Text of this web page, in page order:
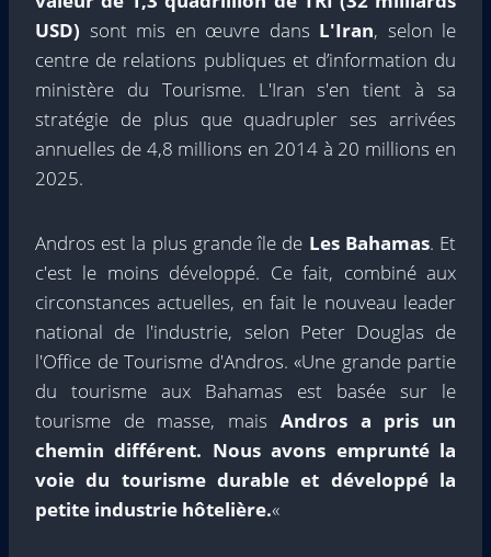
USD) sont mis en œuvre dans L'Iran, selon le
centre de relations publiques et d’information du
ministère du Tourisme. L'Iran s'en tient à sa
stratégie de plus que quadrupler ses arrivées
annuelles de 4,8 millions en 2014 à 20 millions en
2025.
Andros est la plus grande île de Les Bahamas. Et
c'est le moins développé. Ce fait, combiné aux
circonstances actuelles, en fait le nouveau leader
national de l'industrie, selon Peter Douglas de
l'Office de Tourisme d'Andros. «Une grande partie
du tourisme aux Bahamas est basée sur le
tourisme de masse, mais Andros a pris un
chemin différent. Nous avons emprunté la
voie du tourisme durable et développé la
petite industrie hôtelière.«